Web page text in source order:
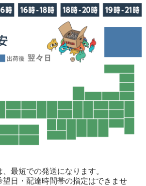
最短での発送になります。
日・配達時間帯の指定はできませ